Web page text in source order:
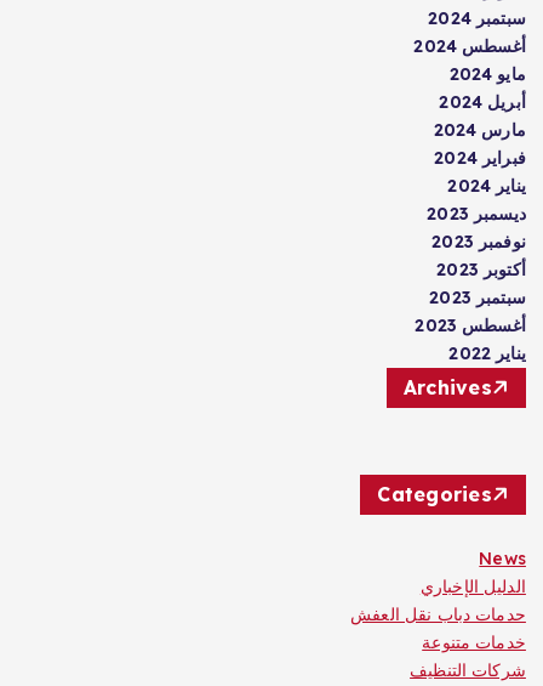
سبتمبر 2024
أغسطس 2024
مايو 2024
أبريل 2024
مارس 2024
فبراير 2024
يناير 2024
ديسمبر 2023
نوفمبر 2023
أكتوبر 2023
سبتمبر 2023
أغسطس 2023
يناير 2022
Archives
Categories
News
الدليل الإخباري
حدمات دباب نقل العفش
خدمات متنوعة
شركات التنظيف